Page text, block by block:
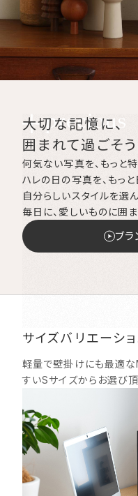
大切な記憶に、
囲まれて過ごそう
何気ない写真を、もっと特
ハレの日の写真を、もっと
自分らしいスタイルを選ん
毎日に、愛しいものに囲
ブ
サイズバリエーシ
軽量で壁掛けにも最適な
すいSサイズからお選び頂